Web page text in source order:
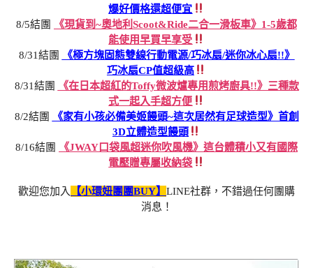
爆好價格還超便宜
8/5結團
《現貨到~奧地利Scoot&Ride二合一滑板車》1-5歲都
能使用早買早享受
8/31結團
《極方塊固態雙線行動電源/巧冰扇/迷你冰心扇!!》
巧冰扇CP值超級高
8/31結團
《在日本超紅的Toffy微波爐專用煎烤廚具!!》三種款
式一起入手超方便
8/2結團
《家有小孩必備美姬饅頭~這次居然有足球造型》首創
3D立體造型饅頭
8/16結團
《JWAY口袋風超迷你吹風機》這台體積小又有國際
電壓贈專屬收納袋
歡迎您加入 【小環妞團團BUY】 LINE社群，不錯過任何團購
消息！